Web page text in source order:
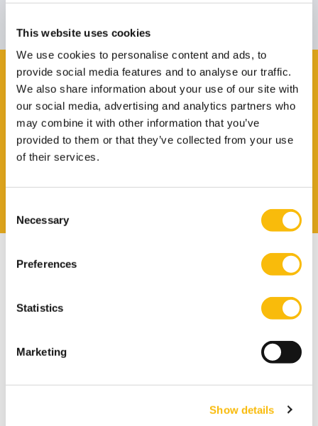
This website uses cookies
We use cookies to personalise content and ads, to
provide social media features and to analyse our traffic.
We also share information about your use of our site with
our social media, advertising and analytics partners who
may combine it with other information that you’ve
provided to them or that they’ve collected from your use
of their services.
Selection
Necessary
Preferences
Statistics
Marketing
Show details
Brochure bekijken?
Laat dan je gegevens achter en je ontvangt
de brochure in je mail.
Aanmelden
Je kunt je aanmelden voor Senior Leadership Essentials
aanmeldprocedure. Na afloop van het intakegesprek is